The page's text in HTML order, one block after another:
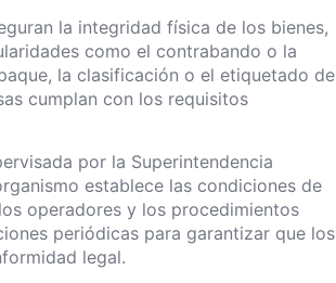
la integridad física de los bienes,
como el contrabando o la
la clasificación o el etiquetado de
cumplan con los requisitos
por la Superintendencia
establece las condiciones de
operadores y los procedimientos
periódicas para garantizar que los
legal.